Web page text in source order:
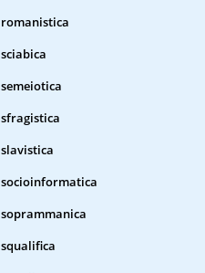
romanistica
sciabica
semeiotica
sfragistica
slavistica
socioinformatica
soprammanica
squalifica